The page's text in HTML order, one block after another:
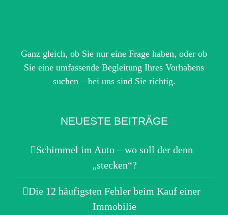
Ganz gleich, ob Sie nur eine Frage haben, oder ob
Sie eine umfassende Begleitung Ihres Vorhabens
suchen – bei uns sind Sie richtig.
NEUESTE BEITRÄGE
Schimmel im Auto – wo soll der denn
„stecken“?
Die 12 häufigsten Fehler beim Kauf einer
Immobilie